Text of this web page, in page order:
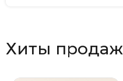
Хиты продаж